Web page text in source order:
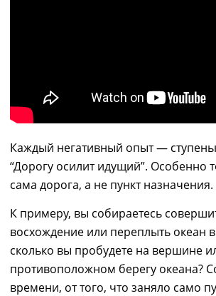
Каждый негативный опыт —
“Дорогу осилит идущий”. Особенно
сама дорога, а не пункт назначения.
К примеру, вы собираетесь
восхождение или переплыть океан
сколько вы пробудете на вершине
противоположном берегу океана?
времени, от того, что заняло само